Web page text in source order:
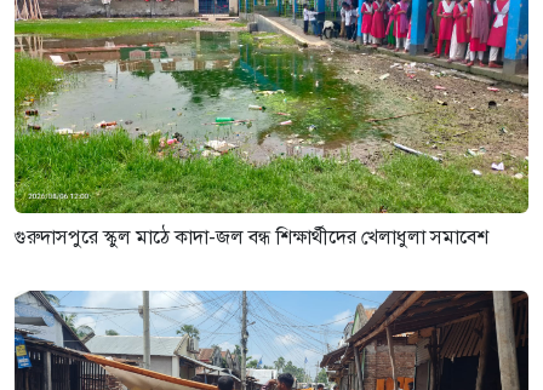
গুরুদাসপুরে স্কুল মাঠে কাদা-জল বন্ধ শিক্ষার্থীদের খেলাধুলা সমাবেশ